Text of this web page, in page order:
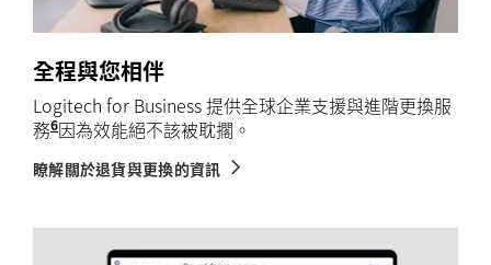
全程與您相伴
Logitech for Business 提供全球企業支援與進階更換服
務6透過商業購買 Logitech for Business 服務解決方案才
因為效能絕不該被耽擱。
瞭解關於退貨與更換的資訊